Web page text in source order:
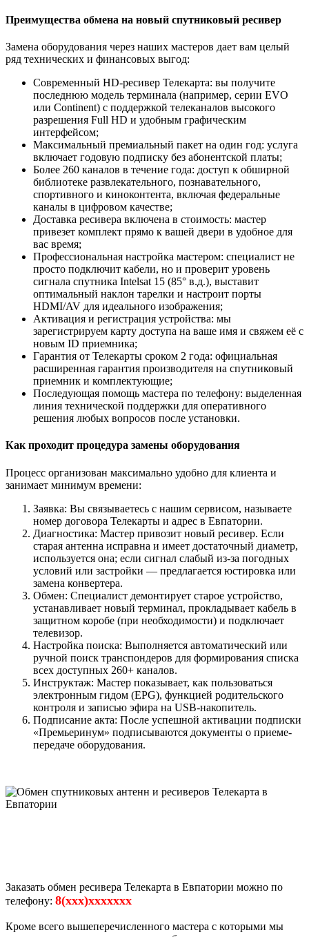
Преимущества обмена на новый спутниковый ресивер
Замена оборудования через наших мастеров дает вам целый
ряд технических и финансовых выгод:
Современный HD-ресивер Телекарта: вы получите
последнюю модель терминала (например, серии EVO
или Continent) с поддержкой телеканалов высокого
разрешения Full HD и удобным графическим
интерфейсом;
Максимальный премиальный пакет на один год: услуга
включает годовую подписку без абонентской платы;
Более 260 каналов в течение года: доступ к обширной
библиотеке развлекательного, познавательного,
спортивного и киноконтента, включая федеральные
каналы в цифровом качестве;
Доставка ресивера включена в стоимость: мастер
привезет комплект прямо к вашей двери в удобное для
вас время;
Профессиональная настройка мастером: специалист не
просто подключит кабели, но и проверит уровень
сигнала спутника Intelsat 15 (85° в.д.), выставит
оптимальный наклон тарелки и настроит порты
HDMI/AV для идеального изображения;
Активация и регистрация устройства: мы
зарегистрируем карту доступа на ваше имя и свяжем её с
новым ID приемника;
Гарантия от Телекарты сроком 2 года: официальная
расширенная гарантия производителя на спутниковый
приемник и комплектующие;
Последующая помощь мастера по телефону: выделенная
линия технической поддержки для оперативного
решения любых вопросов после установки.
Как проходит процедура замены оборудования
Процесс организован максимально удобно для клиента и
занимает минимум времени:
Заявка: Вы связываетесь с нашим сервисом, называете
номер договора Телекарты и адрес в Евпатории.
Диагностика: Мастер привозит новый ресивер. Если
старая антенна исправна и имеет достаточный диаметр,
используется она; если сигнал слабый из-за погодных
условий или застройки — предлагается юстировка или
замена конвертера.
Обмен: Специалист демонтирует старое устройство,
устанавливает новый терминал, прокладывает кабель в
защитном коробе (при необходимости) и подключает
телевизор.
Настройка поиска: Выполняется автоматический или
ручной поиск транспондеров для формирования списка
всех доступных 260+ каналов.
Инструктаж: Мастер показывает, как пользоваться
электронным гидом (EPG), функцией родительского
контроля и записью эфира на USB-накопитель.
Подписание акта: После успешной активации подписки
«Премьеринум» подписываются документы о приеме-
передаче оборудования.
Заказать обмен ресивера Телекарта в Евпатории можно по
телефону: 8(xxx)xxxxxxx
Кроме всего вышеперечисленного мастера с которыми мы